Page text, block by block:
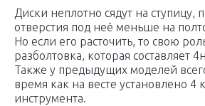
Диски неплотно сядут на ступицу,
отверстия под неё меньше на
Но если его расточить, то свою
разболтовка, которая составляет
Также у предыдущих моделей
время как на весте установлено 4
инструмента.